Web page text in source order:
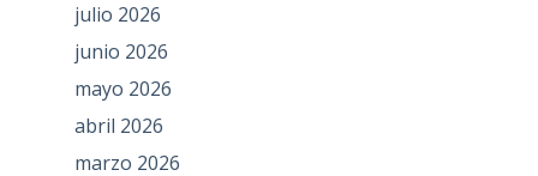
julio 2026
junio 2026
mayo 2026
abril 2026
marzo 2026